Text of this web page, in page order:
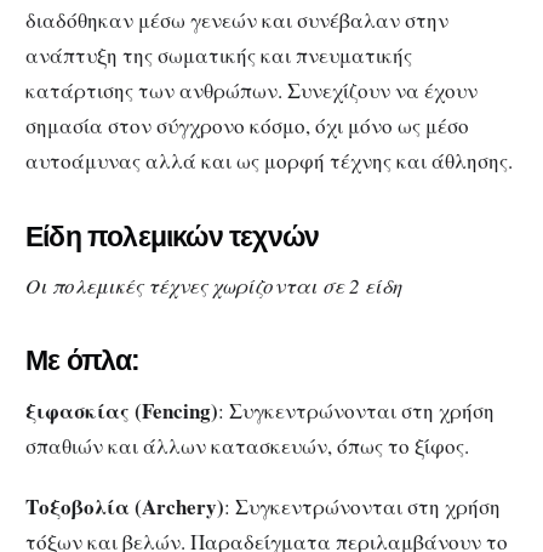
διαδόθηκαν μέσω γενεών και συνέβαλαν στην
ανάπτυξη της σωματικής και πνευματικής
κατάρτισης των ανθρώπων. Συνεχίζουν να έχουν
σημασία στον σύγχρονο κόσμο, όχι μόνο ως μέσο
αυτοάμυνας αλλά και ως μορφή τέχνης και άθλησης.
Είδη πολεμικών τεχνών
Οι πολεμικές τέχνες χωρίζονται σε 2 είδη
Με όπλα:
ξιφασκίας (Fencing): Συγκεντρώνονται στη χρήση
σπαθιών και άλλων κατασκευών, όπως το ξίφος.
Τοξοβολία (Archery): Συγκεντρώνονται στη χρήση
τόξων και βελών. Παραδείγματα περιλαμβάνουν το